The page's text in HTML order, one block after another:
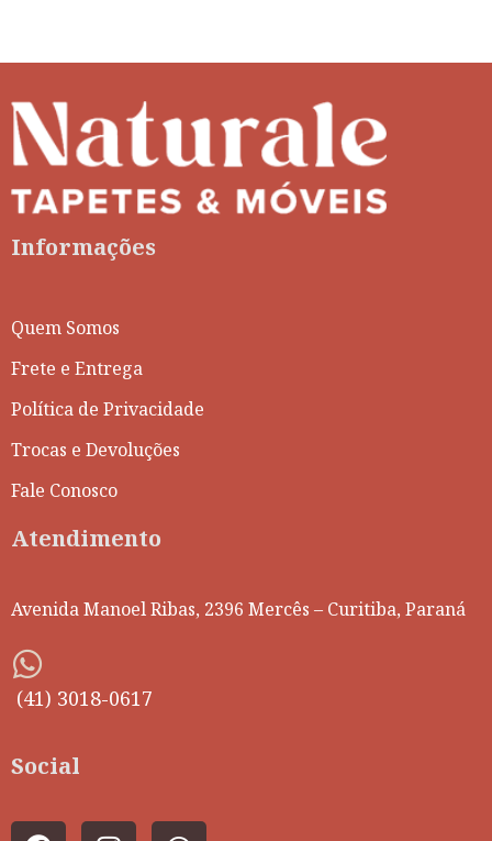
Informações
Quem Somos
Frete e Entrega
Política de Privacidade
Trocas e Devoluções
Fale Conosco
Atendimento
Avenida Manoel Ribas, 2396 Mercês – Curitiba, Paraná
(41) 3018-0617
Social